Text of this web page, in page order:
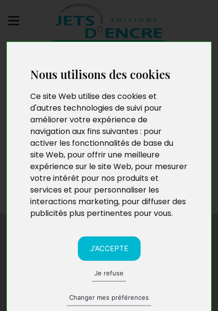
Nous utilisons des cookies
Ce site Web utilise des cookies et
d'autres technologies de suivi pour
améliorer votre expérience de
navigation aux fins suivantes : pour
activer les fonctionnalités de base du
site Web, pour offrir une meilleure
expérience sur le site Web, pour mesurer
votre intérêt pour nos produits et
services et pour personnaliser les
interactions marketing, pour diffuser des
publicités plus pertinentes pour vous.
J'ACCEPTE
Je refuse
Changer mes préférences
Ginette Dubouis
Ginette Dubouis est née dans le Rhône en 1956. Après
avoir vécu dans le sud de la France, à Aix-en-Provence
puis à Marseille, elle vit aujourd’hui dans les Alpes-de-
Haute-Provence. Elle a animé des ateliers de théâtre
et d’écriture et a écrit beaucoup en parallèle. À ce jour,
elle a publié une dizaine d’ouvrages.